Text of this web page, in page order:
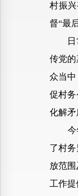
村振
督“最
日常
传党
众当
促村
化解矛
今年
了村
放范
工作